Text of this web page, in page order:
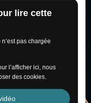
lire cette
pas chargée
l’afficher ici, nous
des cookies.